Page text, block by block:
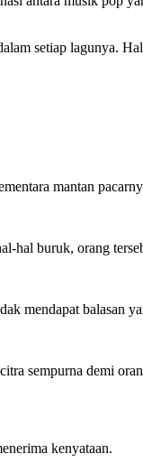
setiap lagunya.
mantan
hal buruk, orang
mendapat balasan
sempurna demi
kenyataan.